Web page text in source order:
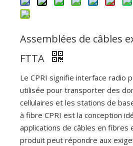
Assemblées de câbles
FTTA
Le CPRI signifie interface radio
utilisée pour transporter des
cellulaires et les stations de
à fibre CPRI est la conception
applications de câbles en fibres
produit peut répondre aux